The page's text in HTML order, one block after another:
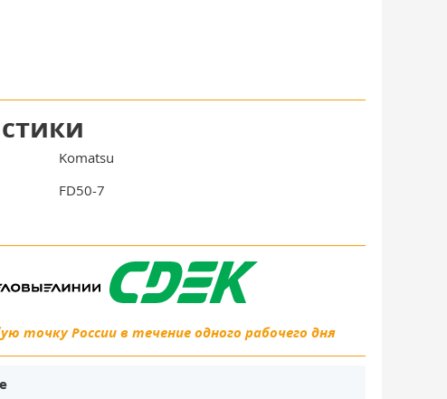
Komatsu
FD50-7
точку России в течение одного рабочего дня